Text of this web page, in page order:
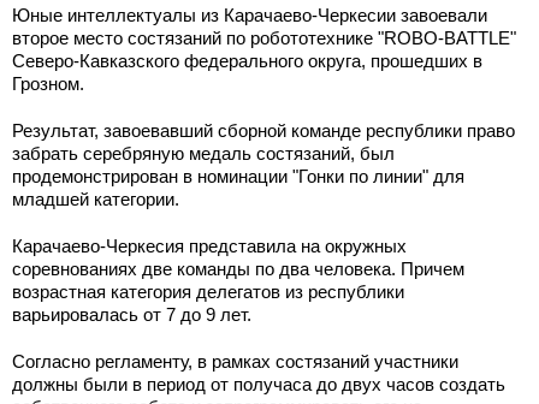
Юные интеллектуалы из Карачаево-Черкесии завоевали
второе место состязаний по робототехнике "ROBO-BATTLE"
Северо-Кавказского федерального округа, прошедших в
Грозном.
Результат, завоевавший сборной команде республики право
забрать серебряную медаль состязаний, был
продемонстрирован в номинации "Гонки по линии" для
младшей категории.
Карачаево-Черкесия представила на окружных
соревнованиях две команды по два человека. Причем
возрастная категория делегатов из республики
варьировалась от 7 до 9 лет.
Согласно регламенту, в рамках состязаний участники
должны были в период от получаса до двух часов создать